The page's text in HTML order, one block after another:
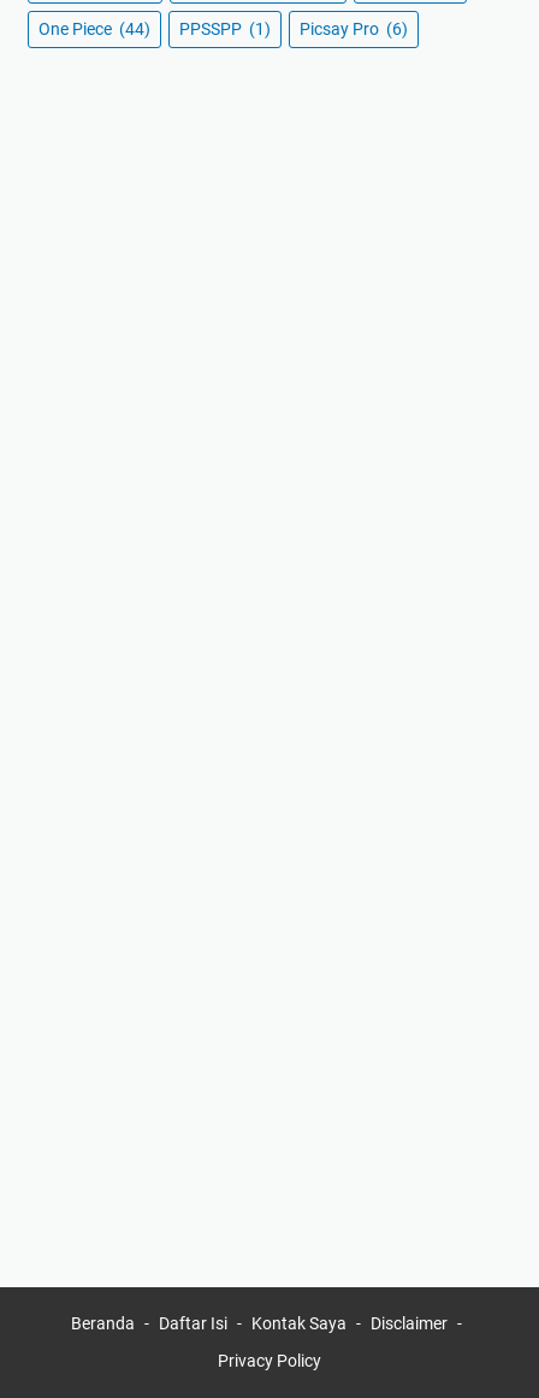
One Piece (44) PPSSPP (1) Picsay Pro (6)
Beranda Daftar Isi Kontak Saya
Disclaimer
Privacy Policy